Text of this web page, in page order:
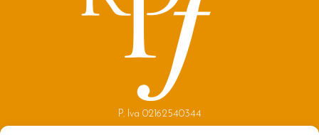
P. Iva 02162540344